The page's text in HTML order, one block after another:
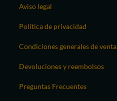
Aviso legal
Política de privacidad
Condiciones generales de venta
Devoluciones y reembolsos
Preguntas Frecuentes